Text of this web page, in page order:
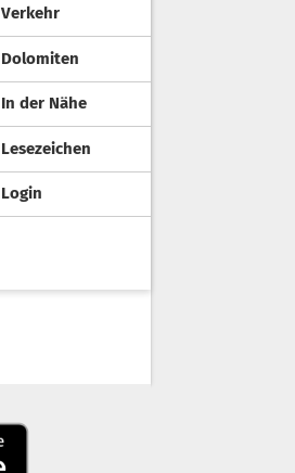
Verkehr
Dolomiten
In der Nähe
Lesezeichen
Login